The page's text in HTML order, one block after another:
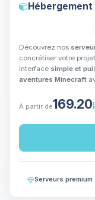
Découvrez nos
concrétiser votre
interface simple et
aventures Minecraft
À partir de169.20
Serveurs premium